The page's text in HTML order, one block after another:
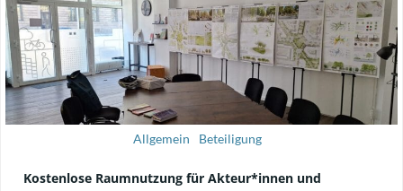
Allgemein Beteiligung
Kostenlose Raumnutzung für Akteur*innen und